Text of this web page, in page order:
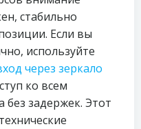
стабильно
Если вы
используйте
через зеркало
ко всем
без задержек. Этот